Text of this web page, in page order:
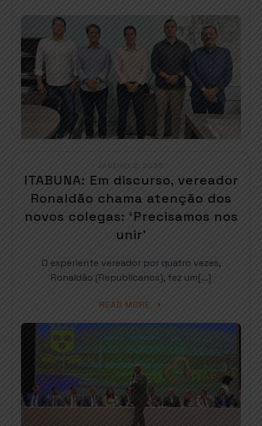
JANEIRO 2, 2025
ITABUNA: Em discurso, vereador
Ronaldão chama atenção dos
novos colegas: ‘Precisamos nos
unir’
O experiente vereador por quatro vezes,
Ronaldão (Republicanos), fez um[…]
READ MORE